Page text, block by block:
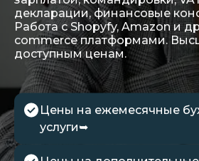
декларации, финансовые
Работа с Shopyfy, Amazon и
commerce платформами.
доступным ценам.
Цены на ежемесячные
услуги➥